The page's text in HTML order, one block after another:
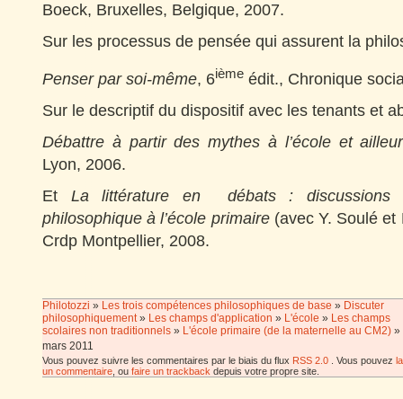
Boeck, Bruxelles, Belgique, 2007.
Sur les processus de pensée qui assurent la
Penser par soi-même, 6ième édit., Chronique
Sur le descriptif du dispositif avec les tenants et
Débattre à partir des mythes à l’école et
Lyon, 2006.
Et La littérature en débats : discussions
philosophique à l’école primaire(avec Y. Soulé et
Crdp Montpellier, 2008.
Philotozzi » Les trois compétences philosophiques de base » Discuter
philosophiquement» Les champs d'application » L'école » Les champs
scolaires non traditionnels » L'école primaire (de la maternelle au CM2) »
mars 2011
Vous pouvez suivre les commentaires par le biais du flux RSS 2.0 . Vous pouvez
un commentaire , ou faire un trackback depuis votre propre site.